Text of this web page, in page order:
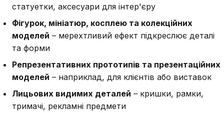
статуетки, аксесуари для інтер'єру
Фігурок, мініатюр, косплею та колекційних
моделей – мерехтливий ефект підкреслює деталі
та форми
Репрезентативних прототипів та презентаційних
моделей – наприклад, для клієнтів або виставок
Лицьових видимих деталей – кришки, рамки,
тримачі, рекламні предмети